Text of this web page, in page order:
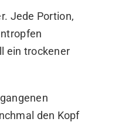
Jede Portion,
ein trockener
den Kopf